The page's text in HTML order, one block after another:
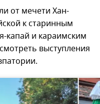
от мечети Хан-
к старинным
капай и караимским
выступления